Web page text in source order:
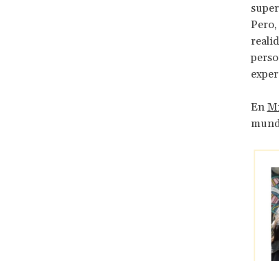
En